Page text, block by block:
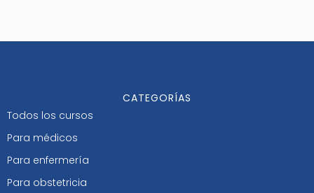
CATEGORÍAS
Todos los cursos
Para médicos
Para enfermería
Para obstetricia